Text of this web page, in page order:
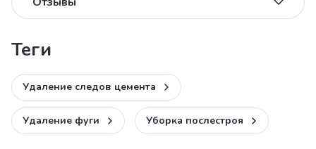
теги
Удаление следов цемента
Удаление фуги Уборка послестроя